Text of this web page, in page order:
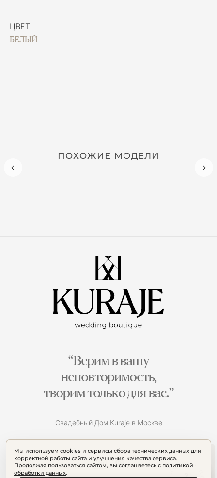
ЦВЕТ
БЕЛЫЙ
ПОХОЖИЕ МОДЕЛИ
Мы используем cookies и сервисы сбора технических данных для
корректной работы сайта и улучшения качества сервиса.
Продолжая пользоваться сайтом, вы соглашаетесь с политикой
обработки данных.
“Верим в вашу
неповторимость,
творим только для вас.”
Свадебный Дом Kuraje в Москве